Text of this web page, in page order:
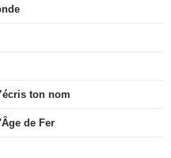
ton nom
de Fer